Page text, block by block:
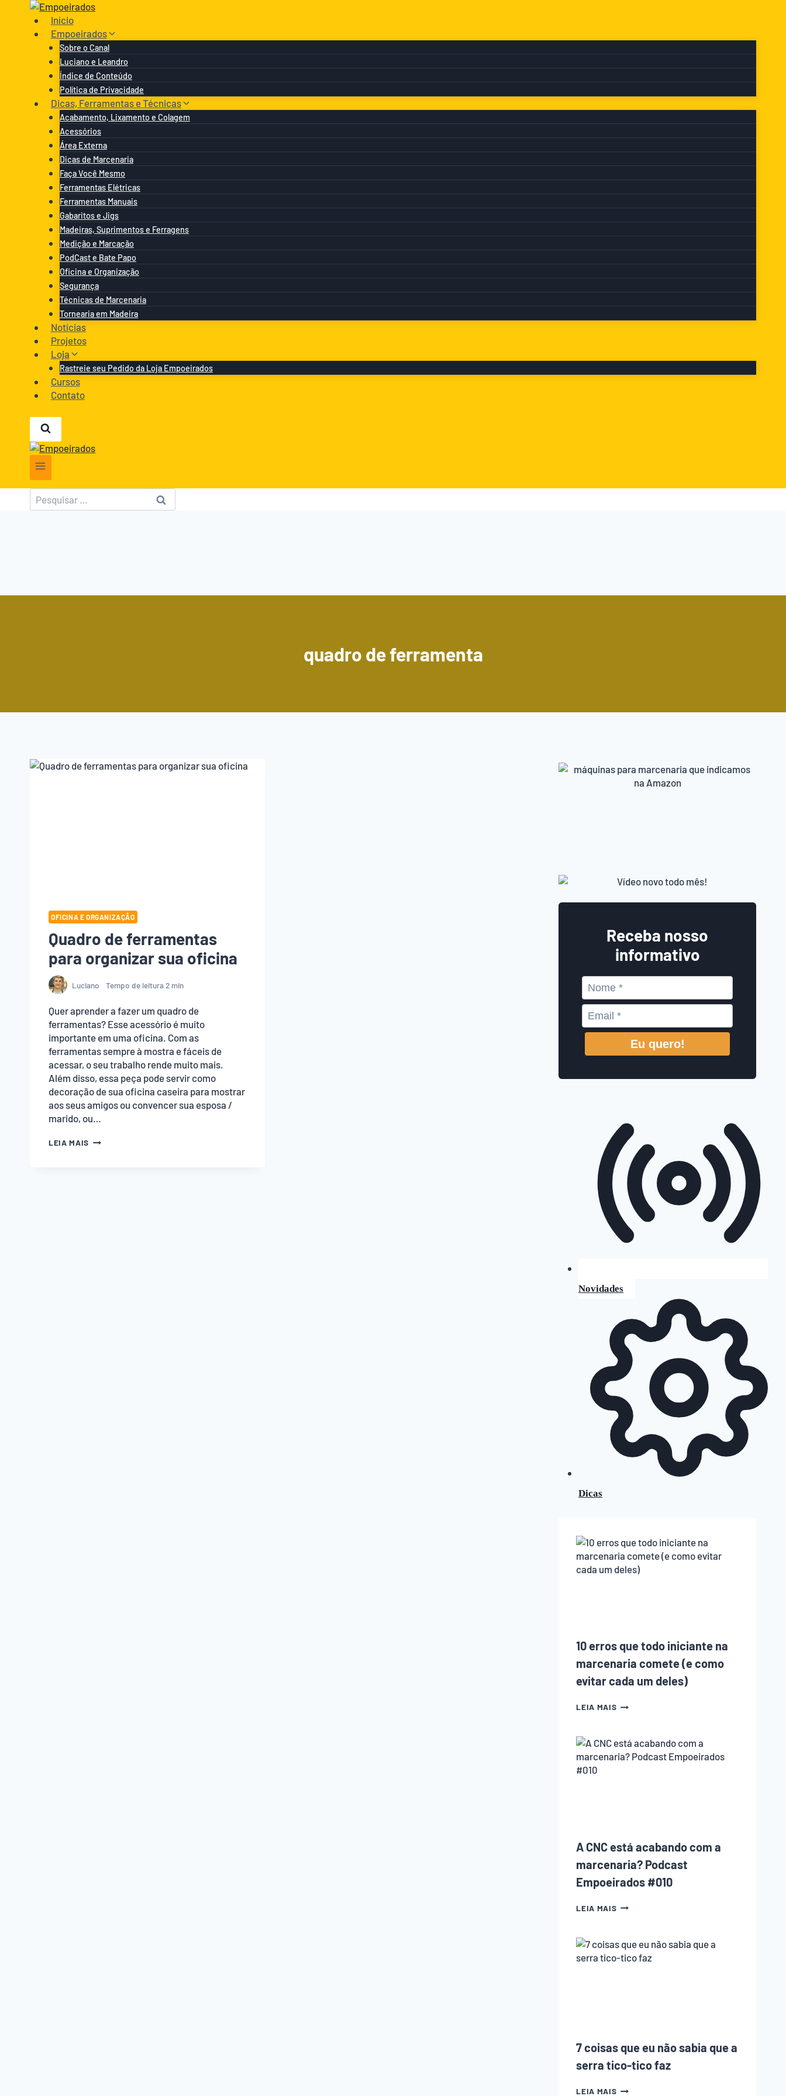
Início
Empoeirados
Sobre o Canal
Luciano e Leandro
Índice de Conteúdo
Política de Privacidade
Dicas, Ferramentas e Técnicas
Acabamento, Lixamento e Colagem
Acessórios
Área Externa
Dicas de Marcenaria
Faça Você Mesmo
Ferramentas Elétricas
Ferramentas Manuais
Gabaritos e Jigs
Madeiras, Suprimentos e Ferragens
Medição e Marcação
PodCast e Bate Papo
Oficina e Organização
Segurança
Técnicas de Marcenaria
Tornearia em Madeira
Notícias
Projetos
Loja
Rastreie seu Pedido da Loja Empoeirados
Cursos
Contato
Pesquisar
por:
quadro de ferramenta
OFICINA E ORGANIZAÇÃO
Quadro de ferramentas
para organizar sua oficina
Luciano Tempo de leitura2 min
Quer aprender a fazer um quadro de
ferramentas? Esse acessório é muito
importante em uma oficina. Com as
ferramentas sempre à mostra e fáceis de
acessar, o seu trabalho rende muito mais.
Além disso, essa peça pode servir como
decoração de sua oficina caseira para mostrar
aos seus amigos ou convencer sua esposa /
marido, ou…
LEIA MAIS QUADRO
Receba nosso
informativo
Eu quero!
Novidades
Dicas
10 erros que todo iniciante na
marcenaria comete (e como
evitar cada um deles)
LEIA MAIS10
TODO
INICIANTE
NA
DELES)
A CNC está acabando com a
marcenaria? Podcast
Empoeirados #010
LEIA MAISA
ACABANDO
COM
A
7 coisas que eu não sabia que a
serra tico-tico faz
LEIA MAIS7